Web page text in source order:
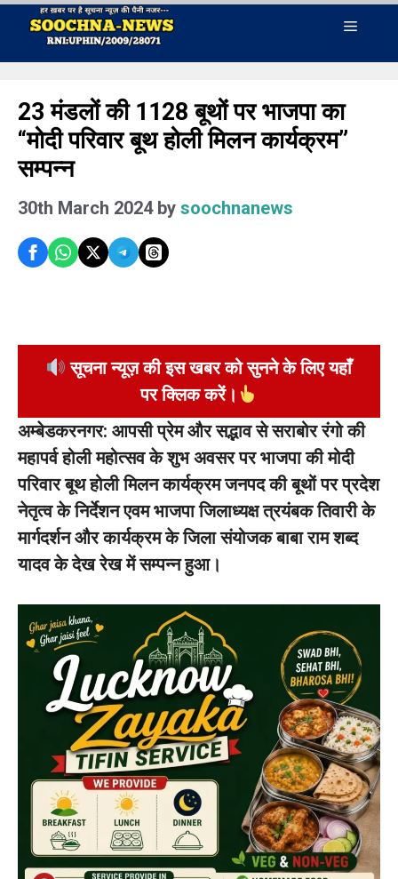
Skip
content
Menu
23 मंडलों की 1128 बूथों पर भाजपा का
“मोदी परिवार बूथ होली मिलन कार्यक्रम”
सम्पन्न
30th March 2024 by soochnanews
सूचना न्यूज़ की इस खबर को सुनने के लिए यहाँ
पर क्लिक करें।
अम्बेडकरनगर: आपसी प्रेम और सद्भाव से सराबोर रंगो की
महापर्व होली महोत्सव के शुभ अवसर पर भाजपा की मोदी
परिवार बूथ होली मिलन कार्यक्रम जनपद की बूथों पर प्रदेश
नेतृत्व के निर्देशन एवम भाजपा जिलाध्यक्ष त्रयंबक तिवारी के
मार्गदर्शन और कार्यक्रम के जिला संयोजक बाबा राम शब्द
यादव के देख रेख में सम्पन्न हुआ।